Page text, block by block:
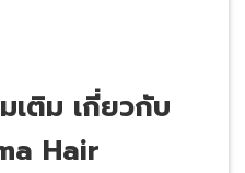
เติม เกี่ยวกับ
Hair